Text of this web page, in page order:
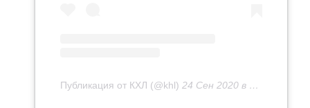
Публикация от КХЛ (@khl) 24 Сен 2020 в 8:44 PDT